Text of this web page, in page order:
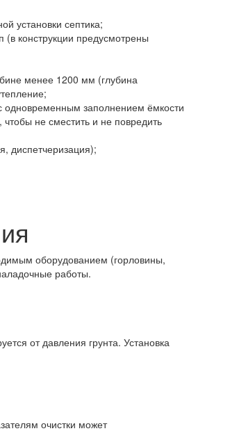
установки септика;
конструкции предусмотрены
менее 1200 мм (глубина
одновременным заполнением ёмкости
не сместить и не повредить
диспетчеризация);
оборудованием (горловины,
работы.
от давления грунта. Установка
очистки может